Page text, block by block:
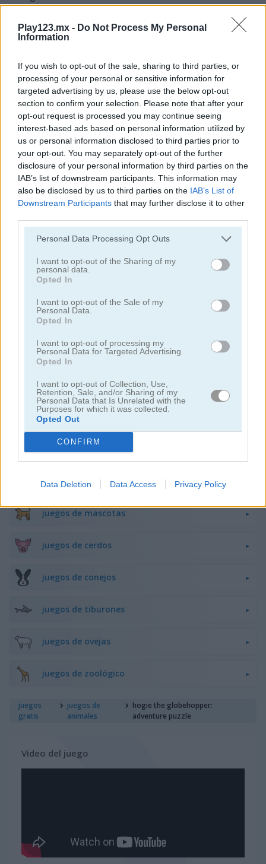
Play123.mx - Do Not Process My Personal
Information
If you wish to opt-out of the sale, sharing to third parties, or
processing of your personal or sensitive information for
targeted advertising by us, please use the below opt-out
section to confirm your selection. Please note that after your
opt-out request is processed you may continue seeing
interest-based ads based on personal information utilized by
us or personal information disclosed to third parties prior to
your opt-out. You may separately opt-out of the further
disclosure of your personal information by third parties on the
IAB’s list of downstream participants. This information may
also be disclosed by us to third parties on the IAB’s List of
Downstream Participants that may further disclose it to other
Personal Data Processing Opt Outs
I want to opt-out of the Sharing of my
personal data.
Opted In
I want to opt-out of the Sale of my
Personal Data.
Opted In
I want to opt-out of processing my
Personal Data for Targeted Advertising.
Opted In
I want to opt-out of Collection, Use,
Retention, Sale, and/or Sharing of my
Personal Data that Is Unrelated with the
Purposes for which it was collected.
Opted Out
CONFIRM
Data Deletion Data Access Privacy Policy
juegos de pájaros
juegos de conejitos
juegos de gatos
juegos de pollos
juegos de dinosaurios
juegos de perros
juegos de delfines
juegos de patos
juegos de flappy bird
juegos de ranas
juegos de caballos
juegos de monos
juegos de pingüinos
juegos de mascotas
juegos de cerdos
juegos de conejos
juegos de tiburones
juegos de ovejas
juegos de zoológico
juegos
gratis
juegos de
animales
hogie the globehopper:
adventure puzzle
Video del juego